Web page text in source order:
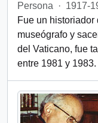
Persona
· 1917-
Fue un historiador
museógrafo y
del Vaticano, fue
entre 1981 y 1983.